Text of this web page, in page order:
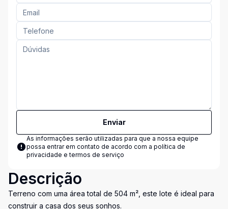
Enviar
As informações serão utilizadas para que a nossa equipe
possa entrar em contato de acordo com a política de
privacidade e termos de serviço
Descrição
Terreno com uma área total de 504 m², este lote é ideal para
construir a casa dos seus sonhos.